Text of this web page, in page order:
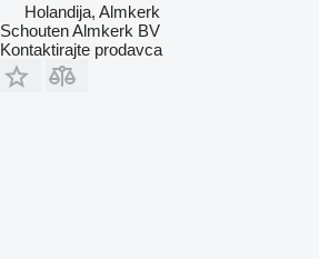
Holandija, Almkerk
Schouten Almkerk BV
Kontaktirajte prodavca